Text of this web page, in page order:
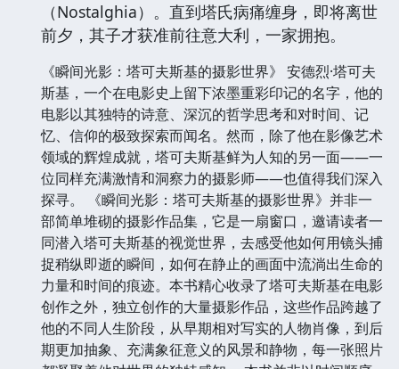
（Nostalghia）。直到塔氏病痛缠身，即将离世
前夕，其子才获准前往意大利，一家拥抱。
《瞬间光影：塔可夫斯基的摄影世界》 安德烈·塔可夫
斯基，一个在电影史上留下浓墨重彩印记的名字，他的
电影以其独特的诗意、深沉的哲学思考和对时间、记
忆、信仰的极致探索而闻名。然而，除了他在影像艺术
领域的辉煌成就，塔可夫斯基鲜为人知的另一面——一
位同样充满激情和洞察力的摄影师——也值得我们深入
探寻。 《瞬间光影：塔可夫斯基的摄影世界》并非一
部简单堆砌的摄影作品集，它是一扇窗口，邀请读者一
同潜入塔可夫斯基的视觉世界，去感受他如何用镜头捕
捉稍纵即逝的瞬间，如何在静止的画面中流淌出生命的
力量和时间的痕迹。本书精心收录了塔可夫斯基在电影
创作之外，独立创作的大量摄影作品，这些作品跨越了
他的不同人生阶段，从早期相对写实的人物肖像，到后
期更加抽象、充满象征意义的风景和静物，每一张照片